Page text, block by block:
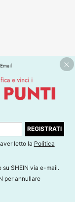
REGISTRATI
letto la Politica
SHEIN via e-mail.
per annullare